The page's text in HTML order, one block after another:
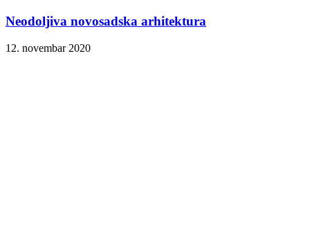
Neodoljiva novosadska arhitektura
12. novembar 2020